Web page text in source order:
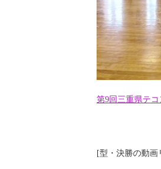
第9回三重県テ
[型・決勝の動画